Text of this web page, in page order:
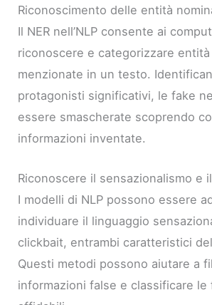
Riconoscimento delle entità
Il NER nell’NLP consente ai
riconoscere e categorizzare
menzionate in un testo.
protagonisti significativi, le fake
essere smascherate scoprendo
informazioni inventate.
Riconoscere il sensazionalismo e
I modelli di NLP possono essere
individuare il linguaggio
clickbait, entrambi caratteristici
Questi metodi possono aiutare a
informazioni false e classificare